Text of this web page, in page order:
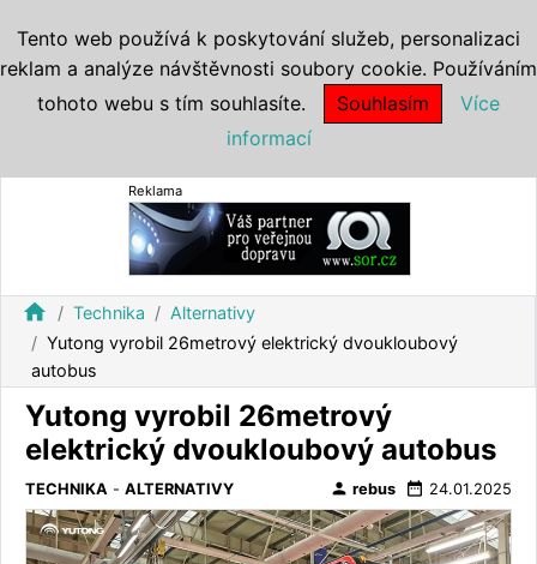
Reklama
home Technika
Alternativy
Yutong vyrobil 26metrový elektrický dvoukloubový
autobus
Yutong vyrobil 26metrový
elektrický dvoukloubový autobus
TECHNIKA - ALTERNATIVY person rebus date_range 24.01.2025
Tento web používá k poskytování služeb, personalizaci
reklam a analýze návštěvnosti soubory cookie. Používáním
tohoto webu s tím souhlasíte.
Souhlasím
Více
informací